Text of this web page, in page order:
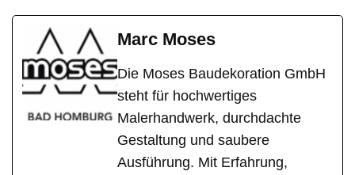
Marc Moses
Die Moses Baudekoration GmbH
steht für hochwertiges
Malerhandwerk, durchdachte
Gestaltung und saubere
Ausführung. Mit Erfahrung,